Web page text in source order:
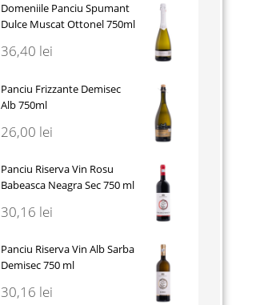
Domeniile Panciu Spumant
Dulce Muscat Ottonel 750ml
36,40 lei
Panciu Frizzante Demisec
Alb 750ml
26,00 lei
Panciu Riserva Vin Rosu
Babeasca Neagra Sec 750 ml
30,16 lei
Panciu Riserva Vin Alb Sarba
Demisec 750 ml
30,16 lei